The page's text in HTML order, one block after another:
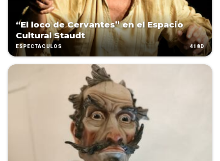
“El loco de Cervantes” en el Espacio
Cultural Staudt
ESPECTÁCULOS 418D